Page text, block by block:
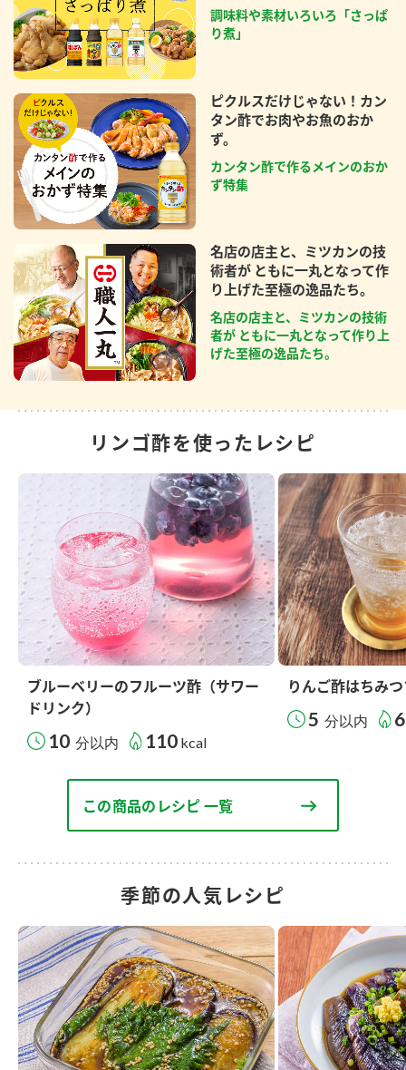
調味料や素材いろいろ「さっぱ
り煮」
ピクルスだけじゃない！カン
タン酢でお肉やお魚のおか
ず。
カンタン酢で作るメインのおか
ず特集
名店の店主と、ミツカンの技
術者が ともに一丸となって作
り上げた至極の逸品たち。
名店の店主と、ミツカンの技術
者が ともに一丸となって作り上
げた至極の逸品たち。
リンゴ酢を使ったレシピ
ブルーベリーのフルーツ酢（サワー
ドリンク）
10 分以内 110 kcal
りんご酢はちみ
5 分以内
この商品のレシピ 一覧
季節の人気レシピ